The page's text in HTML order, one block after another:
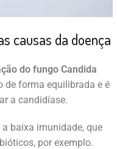
causas da doença
do fungo Candida
de forma equilibrada e é
a candidíase.
baixa imunidade, que
por exemplo.